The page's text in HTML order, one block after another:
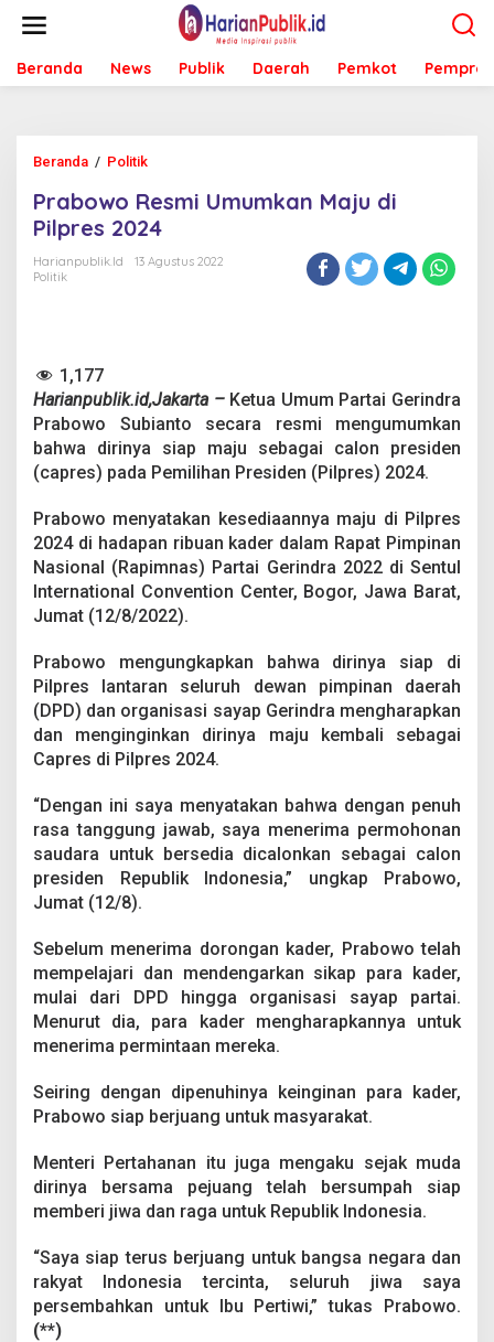
t
Beranda News Publik Daerah Pemkot Pemprov
Beranda / Politik
a
b
w
U
m
m
k
n
M
a
j
u
d
P
l
p
r
e
0
2
4
Prabowo Resmi Umumkan Maju di
Pilpres 2024
Harianpublik.id
13 Agustus 2022
Politik
1,177
Harianpublik.id,Jakarta – Ketua Umum Partai Gerindra
Prabowo Subianto secara resmi mengumumkan
bahwa dirinya siap maju sebagai calon presiden
(capres) pada Pemilihan Presiden (Pilpres) 2024.
Prabowo menyatakan kesediaannya maju di Pilpres
2024 di hadapan ribuan kader dalam Rapat Pimpinan
Nasional (Rapimnas) Partai Gerindra 2022 di Sentul
International Convention Center, Bogor, Jawa Barat,
Jumat (12/8/2022).
Prabowo mengungkapkan bahwa dirinya siap di
Pilpres lantaran seluruh dewan pimpinan daerah
(DPD) dan organisasi sayap Gerindra mengharapkan
dan menginginkan dirinya maju kembali sebagai
Capres di Pilpres 2024.
“Dengan ini saya menyatakan bahwa dengan penuh
rasa tanggung jawab, saya menerima permohonan
saudara untuk bersedia dicalonkan sebagai calon
presiden Republik Indonesia,” ungkap Prabowo,
Jumat (12/8).
Sebelum menerima dorongan kader, Prabowo telah
mempelajari dan mendengarkan sikap para kader,
mulai dari DPD hingga organisasi sayap partai.
Menurut dia, para kader mengharapkannya untuk
menerima permintaan mereka.
Seiring dengan dipenuhinya keinginan para kader,
Prabowo siap berjuang untuk masyarakat.
Menteri Pertahanan itu juga mengaku sejak muda
dirinya bersama pejuang telah bersumpah siap
memberi jiwa dan raga untuk Republik Indonesia.
“Saya siap terus berjuang untuk bangsa negara dan
rakyat Indonesia tercinta, seluruh jiwa saya
persembahkan untuk Ibu Pertiwi,” tukas Prabowo.
(**)